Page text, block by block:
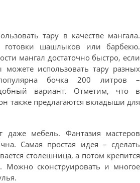
тару в качестве мангала.
шашлыков или барбекю.
мангал достаточно быстро, если
можете использовать тару разных
бочка 200 литров –
вариант. Отметим, что в
также предлагаются вкладыши для
даже мебель. Фантазия мастеров
Самая простая идея – сделать
столешница, а потом крепится
Можно сконструировать и многое